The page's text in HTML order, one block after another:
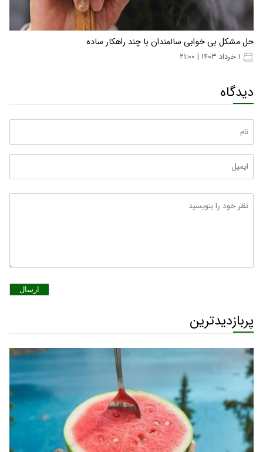
حل مشکل بی خوابی سالمندان با چند راهکار ساده
دیدگاه
ارسال
پربازدیدترین